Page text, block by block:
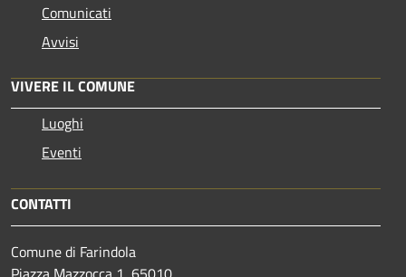
Comunicati
Avvisi
VIVERE IL COMUNE
Luoghi
Eventi
CONTATTI
Comune di Farindola